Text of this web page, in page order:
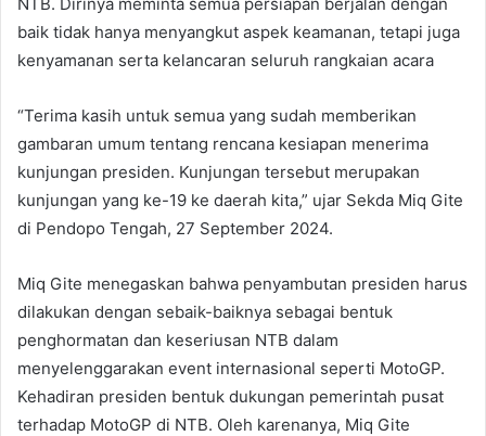
baik tidak hanya menyangkut aspek keamanan, tetapi juga
kenyamanan serta kelancaran seluruh rangkaian acara
“Terima kasih untuk semua yang sudah memberikan
gambaran umum tentang rencana kesiapan menerima
kunjungan presiden. Kunjungan tersebut merupakan
kunjungan yang ke-19 ke daerah kita,” ujar Sekda Miq Gite
di Pendopo Tengah, 27 September 2024.
Miq Gite menegaskan bahwa penyambutan presiden harus
dilakukan dengan sebaik-baiknya sebagai bentuk
penghormatan dan keseriusan NTB dalam
menyelenggarakan event internasional seperti MotoGP.
Kehadiran presiden bentuk dukungan pemerintah pusat
terhadap MotoGP di NTB. Oleh karenanya, Miq Gite